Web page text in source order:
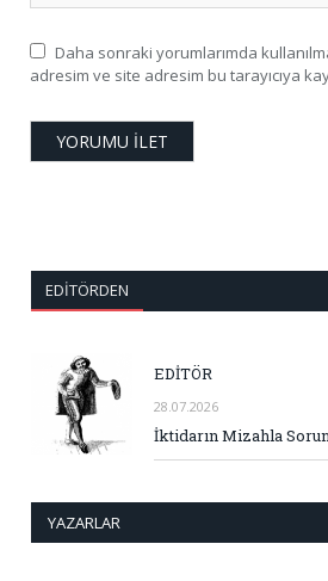
Daha sonraki yorumlarımda
adresim ve site adresim bu tarayıcıya
EDITÖRDEN
EDİTÖR
28.07.2026
İktidarın Mizahla
YAZARLAR